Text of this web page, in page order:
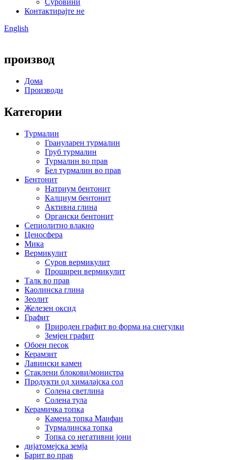
Суровини
Контактирајте не
English
производ
Дома
Производи
Категории
Турмалин
Грануларен турмалин
Груб турмалин
Турмалин во прав
Бел турмалин во прав
Бентонит
Натриум бентонит
Калциум бентонит
Активна глина
Органски бентонит
Сепиолитно влакно
Ценосфера
Мика
Вермикулит
Суров вермикулит
Проширен вермикулит
Талк во прав
Каолинска глина
Зеолит
Железен оксид
Графит
Природен графит во форма на снегулки
Земјен графит
Обоен песок
Керамзит
Лавински камен
Стаклени блокови/монистра
Продукти од хималајска сол
Солена светлина
Солена тула
Керамичка топка
Камена топка Маифан
Турмалинска топка
Топка со негативни јони
дијатомејска земја
Барит во прав